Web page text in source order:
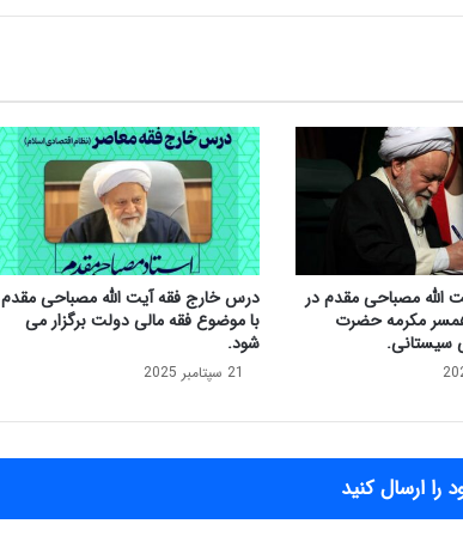
م
ج
ل
س
ی
ا
د
ه
م
ب
م
ا
الله مصباحی مقدم در
مکرمه حضرت
سیستانی.
درس خارج فقه آیت الله مصباحی مقدم
با موضوع فقه مالی دولت برگزار می
شود.
21 سپتامبر 2025
را ارسال کنید